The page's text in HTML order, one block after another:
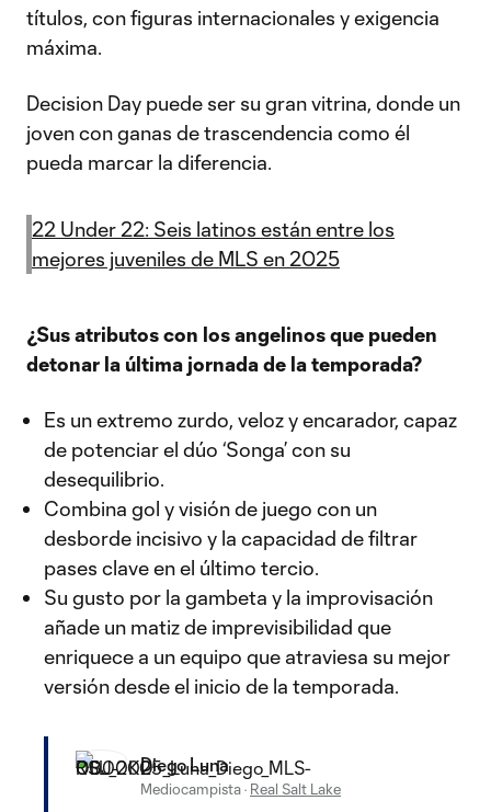
títulos, con figuras internacionales y exigencia
máxima.
Decision Day puede ser su gran vitrina, donde un
joven con ganas de trascendencia como él
pueda marcar la diferencia.
22 Under 22: Seis latinos están entre los
mejores juveniles de MLS en 2025
¿Sus atributos con los angelinos que pueden
detonar la última jornada de la temporada?
Es un extremo zurdo, veloz y encarador, capaz
de potenciar el dúo ‘Songa’ con su
desequilibrio.
Combina gol y visión de juego con un
desborde incisivo y la capacidad de filtrar
pases clave en el último tercio.
Su gusto por la gambeta y la improvisación
añade un matiz de imprevisibilidad que
enriquece a un equipo que atraviesa su mejor
versión desde el inicio de la temporada.
Diego Luna
Mediocampista· Real Salt Lake